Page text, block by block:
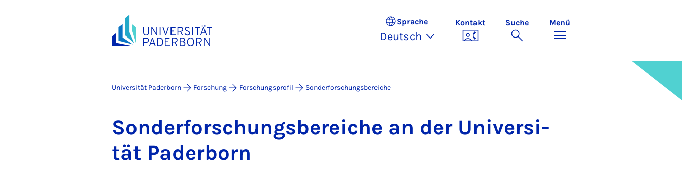
Sprache
Deutsch
Kontakt Suche Menü
Universität Paderborn Forschung Forschungsprofil Sonderforschungsbereiche
Son­der­for­schungs­be­rei­che an der Uni­ver­si­
tät Pa­der­born